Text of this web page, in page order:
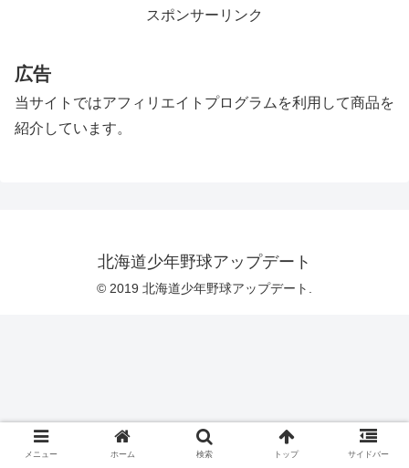
スポンサーリンク
広告
当サイトではアフィリエイトプログラムを利用して商品を
紹介しています。
北海道少年野球アップデート
© 2019 北海道少年野球アップデート.
メニュー ホーム 検索 トップ サイドバー